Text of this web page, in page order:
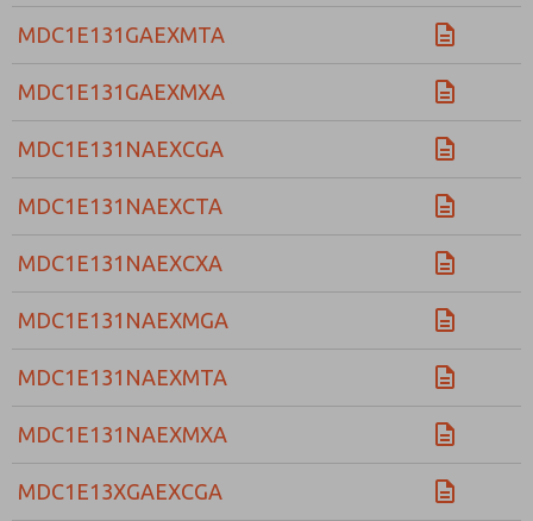
MDC1E131GAEXMTA
MDC1E131GAEXMXA
MDC1E131NAEXCGA
MDC1E131NAEXCTA
MDC1E131NAEXCXA
MDC1E131NAEXMGA
MDC1E131NAEXMTA
MDC1E131NAEXMXA
MDC1E13XGAEXCGA